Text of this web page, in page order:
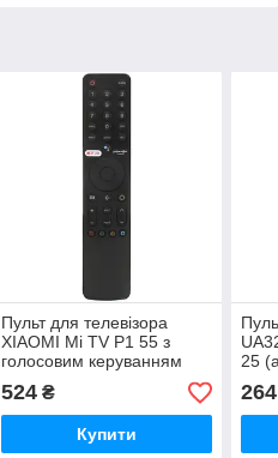
Пульт для телевізора
XIAOMI Mi TV P1 55 з
голосовим керуванням
VER.7
524₴
Купити
25
264